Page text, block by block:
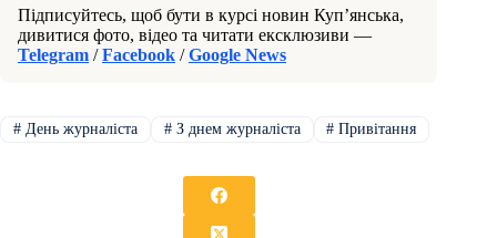
Підписуйтесь, щоб бути в курсі новин Куп’янська,
дивитися фото, відео та читати ексклюзиви —
Telegram /Facebook /Google News
#День журналіста #З днем журналіста # Привітання